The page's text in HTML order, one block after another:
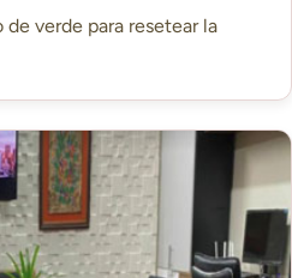
verde para resetear la